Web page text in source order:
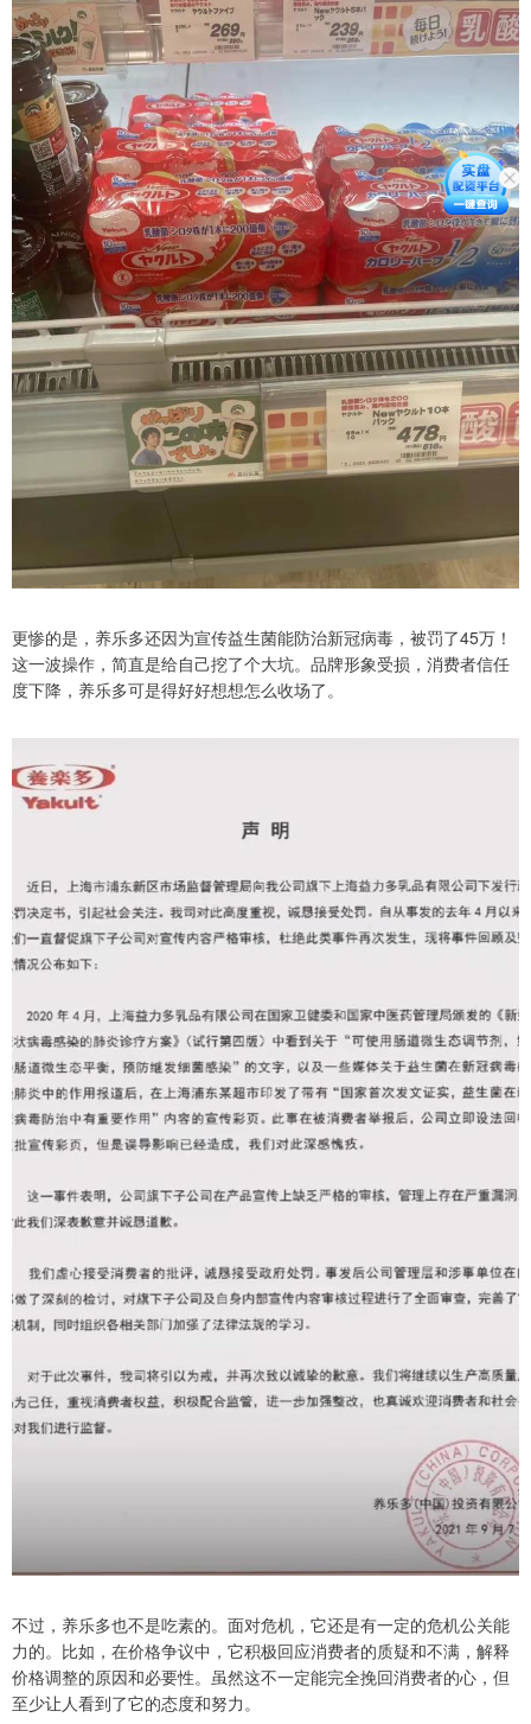
更惨的是，养乐多还因为宣传益生菌能防治新冠病毒，被罚了45万！
这一波操作，简直是给自己挖了个大坑。品牌形象受损，消费者信任
度下降，养乐多可是得好好想想怎么收场了。
不过，养乐多也不是吃素的。面对危机，它还是有一定的危机公关能
力的。比如，在价格争议中，它积极回应消费者的质疑和不满，解释
价格调整的原因和必要性。虽然这不一定能完全挽回消费者的心，但
至少让人看到了它的态度和努力。